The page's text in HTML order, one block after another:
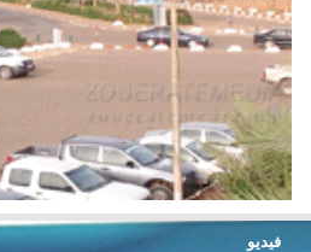
فيديو